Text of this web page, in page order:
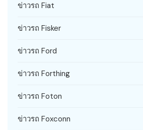
ข่าวรถ Fiat
ข่าวรถ Fisker
ข่าวรถ Ford
ข่าวรถ Forthing
ข่าวรถ Foton
ข่าวรถ Foxconn